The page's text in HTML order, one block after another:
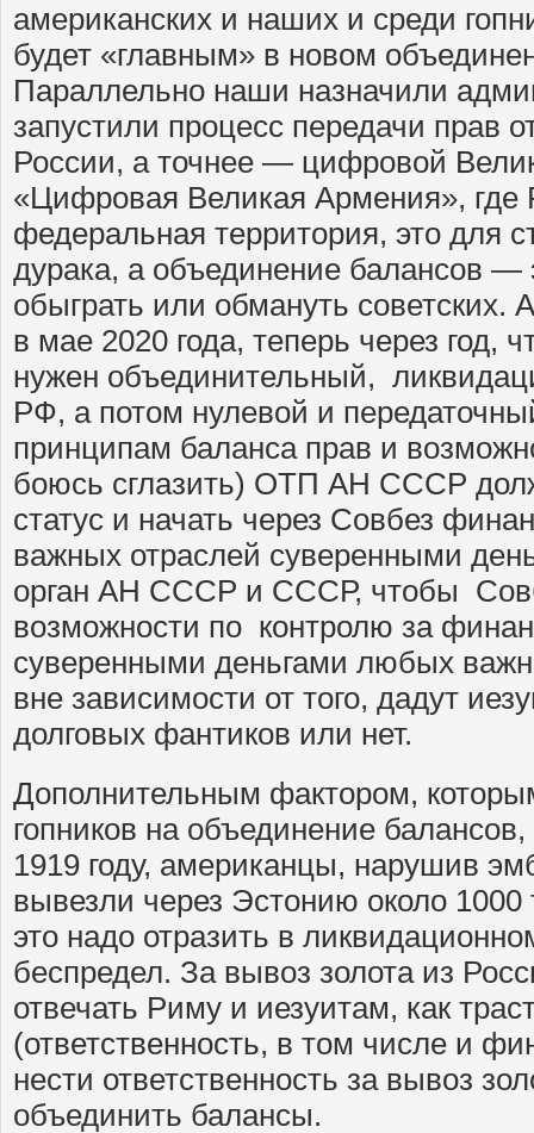
американских и наших и среди
будет «главным» в новом
Параллельно наши назначили
запустили процесс передачи прав
России, а точнее — цифровой
«Цифровая Великая Армения»,
федеральная территория, это для
дурака, а объединение балансов —
обыграть или обмануть советских.
в мае 2020 года, теперь через год,
нужен объединительный,
РФ, а потом нулевой и
принципам баланса прав и
боюсь сглазить) ОТП АН СССР
статус и начать через Совбез
важных отраслей суверенными
орган АН СССР и СССР, чтобы
возможности по контролю за
суверенными деньгами любых
вне зависимости от того, дадут
долговых фантиков или нет.
Дополнительным фактором,
гопников на объединение
1919 году, американцы, нарушив
вывезли через Эстонию около 1000
это надо отразить в
беспредел. За вывоз золота из
отвечать Риму и иезуитам, как
(ответственность, в том числе и
нести ответственность за вывоз
объединить балансы.